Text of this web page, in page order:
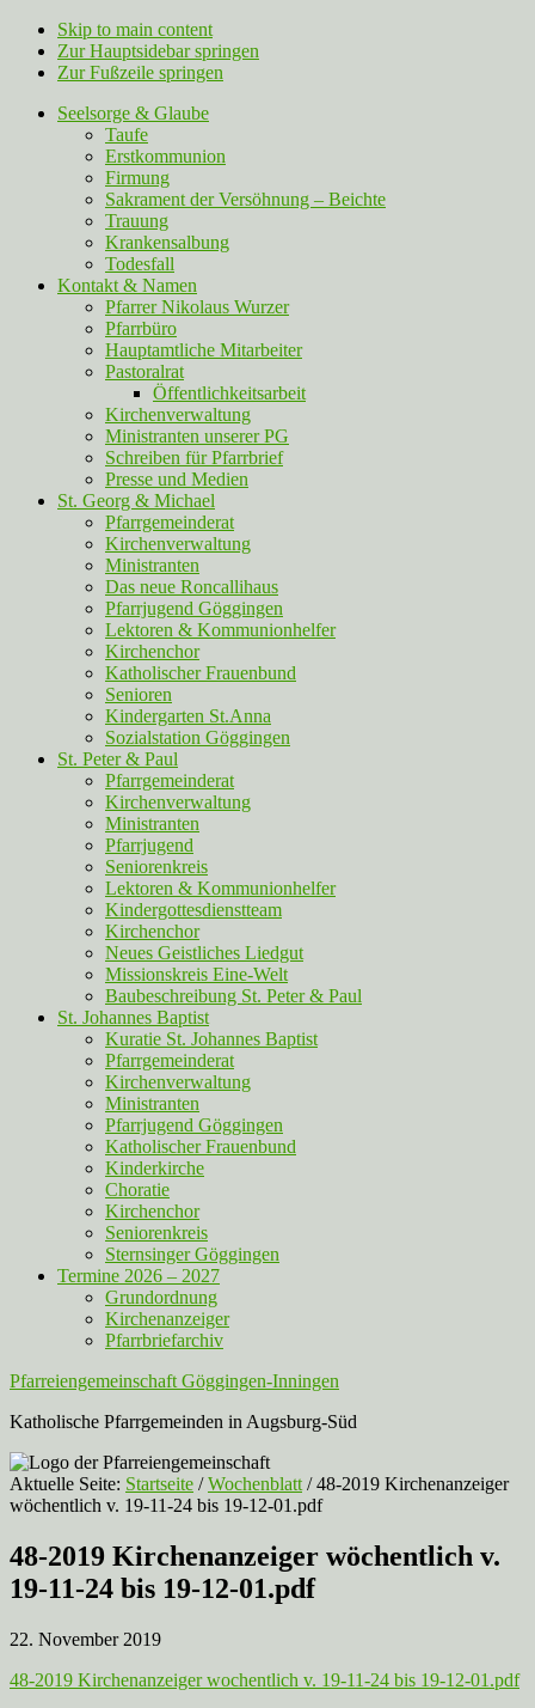
Skip to main content
Zur Hauptsidebar springen
Zur Fußzeile springen
Seelsorge & Glaube
Taufe
Erstkommunion
Firmung
Sakrament der Versöhnung – Beichte
Trauung
Krankensalbung
Todesfall
Kontakt & Namen
Pfarrer Nikolaus Wurzer
Pfarrbüro
Hauptamtliche Mitarbeiter
Pastoralrat
Öffentlichkeitsarbeit
Kirchenverwaltung
Ministranten unserer PG
Schreiben für Pfarrbrief
Presse und Medien
St. Georg & Michael
Pfarrgemeinderat
Kirchenverwaltung
Ministranten
Das neue Roncallihaus
Pfarrjugend Göggingen
Lektoren & Kommunionhelfer
Kirchenchor
Katholischer Frauenbund
Senioren
Kindergarten St.Anna
Sozialstation Göggingen
St. Peter & Paul
Pfarrgemeinderat
Kirchenverwaltung
Ministranten
Pfarrjugend
Seniorenkreis
Lektoren & Kommunionhelfer
Kindergottesdienstteam
Kirchenchor
Neues Geistliches Liedgut
Missionskreis Eine-Welt
Baubeschreibung St. Peter & Paul
St. Johannes Baptist
Kuratie St. Johannes Baptist
Pfarrgemeinderat
Kirchenverwaltung
Ministranten
Pfarrjugend Göggingen
Katholischer Frauenbund
Kinderkirche
Choratie
Kirchenchor
Seniorenkreis
Sternsinger Göggingen
Termine 2026 – 2027
Grundordnung
Kirchenanzeiger
Pfarrbriefarchiv
Pfarreiengemeinschaft Göggingen-Inningen
Katholische Pfarrgemeinden in Augsburg-Süd
Aktuelle Seite: Startseite / Wochenblatt /48-2019 Kirchenanzeiger
wöchentlich v. 19-11-24 bis 19-12-01.pdf
48-2019 Kirchenanzeiger wöchentlich v.
19-11-24 bis 19-12-01.pdf
22. November 2019
48-2019 Kirchenanzeiger wochentlich v. 19-11-24 bis 19-12-01.pdf